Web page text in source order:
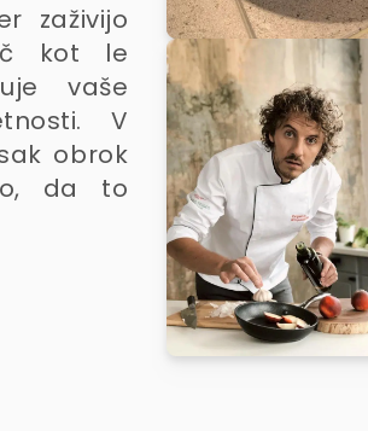
zaživijo
kot le
vaše
V
obrok
da to